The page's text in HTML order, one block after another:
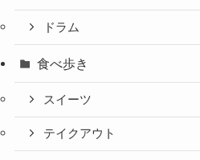
ドラム
食べ歩き
スイーツ
テイクアウト